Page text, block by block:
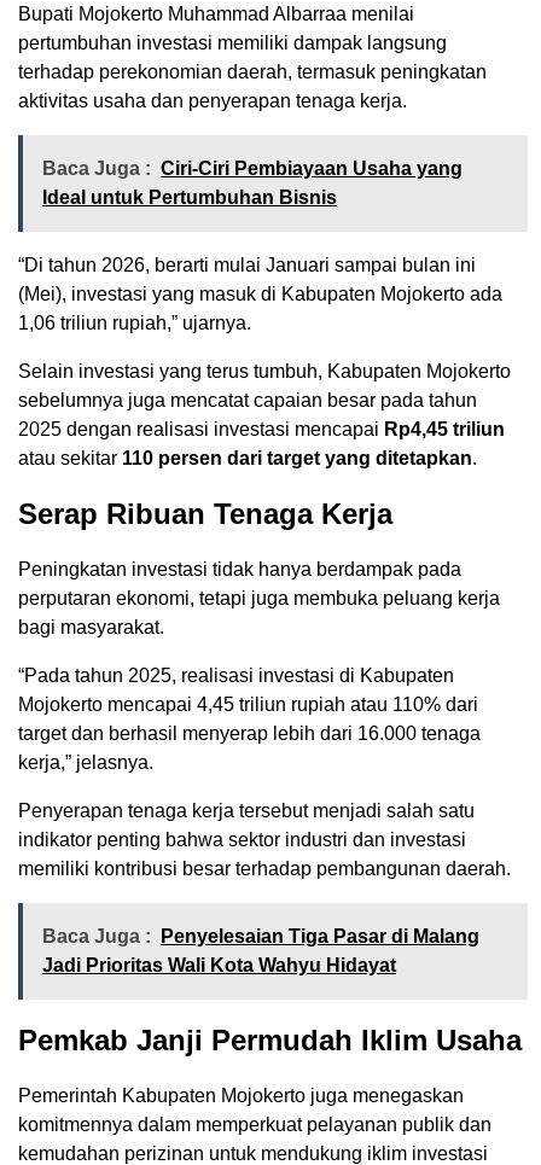
Bupati Mojokerto Muhammad Albarraa menilai
pertumbuhan investasi memiliki dampak langsung
terhadap perekonomian daerah, termasuk peningkatan
aktivitas usaha dan penyerapan tenaga kerja.
Baca Juga : Ciri-Ciri Pembiayaan Usaha yang
Ideal untuk Pertumbuhan Bisnis
“Di tahun 2026, berarti mulai Januari sampai bulan ini
(Mei), investasi yang masuk di Kabupaten Mojokerto ada
1,06 triliun rupiah,” ujarnya.
Selain investasi yang terus tumbuh, Kabupaten Mojokerto
sebelumnya juga mencatat capaian besar pada tahun
2025 dengan realisasi investasi mencapai Rp4,45 triliun
atau sekitar 110 persen dari target yang ditetapkan.
Serap Ribuan Tenaga Kerja
Peningkatan investasi tidak hanya berdampak pada
perputaran ekonomi, tetapi juga membuka peluang kerja
bagi masyarakat.
“Pada tahun 2025, realisasi investasi di Kabupaten
Mojokerto mencapai 4,45 triliun rupiah atau 110% dari
target dan berhasil menyerap lebih dari 16.000 tenaga
kerja,” jelasnya.
Penyerapan tenaga kerja tersebut menjadi salah satu
indikator penting bahwa sektor industri dan investasi
memiliki kontribusi besar terhadap pembangunan daerah.
Baca Juga :
Penyelesaian Tiga Pasar di Malang
Jadi Prioritas Wali Kota Wahyu Hidayat
Pemkab Janji Permudah Iklim Usaha
Pemerintah Kabupaten Mojokerto juga menegaskan
komitmennya dalam memperkuat pelayanan publik dan
kemudahan perizinan untuk mendukung iklim investasi